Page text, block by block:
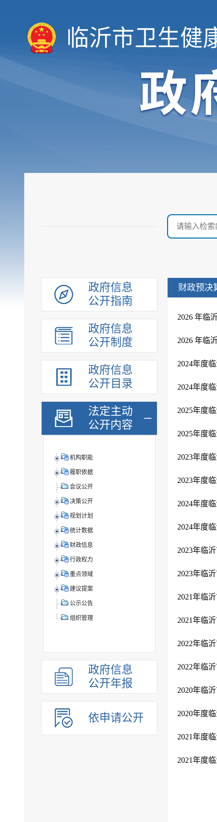
临沂市卫生健
政府信息
公开指南
政府信息
公开制度
政府信息
公开目录
法定主动
公开内容
机构职能
履职依据
会议公开
决策公开
规划计划
统计数据
财政信息
行政权力
重点领域
建议提案
公示公告
组织管理
政府信息
公开年报
依申请公开
财政预决
2026 年临
2026 年临
2024年度
2024年度
2025年度
2025年度
2023年度
2023年度
2024年度
2024年度
2023年临
2023年临
2021年临
2021年临
2022年临
2022年临
2020年临
2020年度
2021年度
2021年度